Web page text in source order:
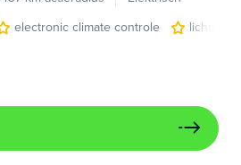
electronic climate controle